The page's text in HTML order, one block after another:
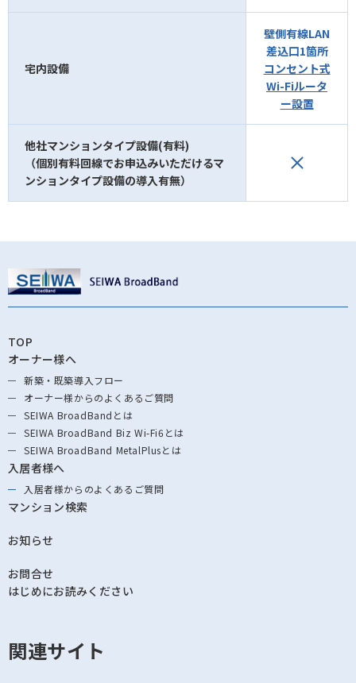
宅内設備
壁側有線LAN
差込口1箇所
コンセント式
Wi-Fiルータ
ー設置
他社マンションタイプ設備(有料)
（個別有料回線でお申込みいただけるマ
ンションタイプ設備の導入有無）
TOP
オーナー様へ
新築・既築導⼊フロー
オーナー様からのよくあるご質問
SEIWA BroadBandとは
SEIWA BroadBand Biz Wi-Fi6とは
SEIWA BroadBand MetalPlusとは
入居者様へ
入居者様からのよくあるご質問
マンション検索
お知らせ
お問合せ
はじめにお読みください
関連サイト